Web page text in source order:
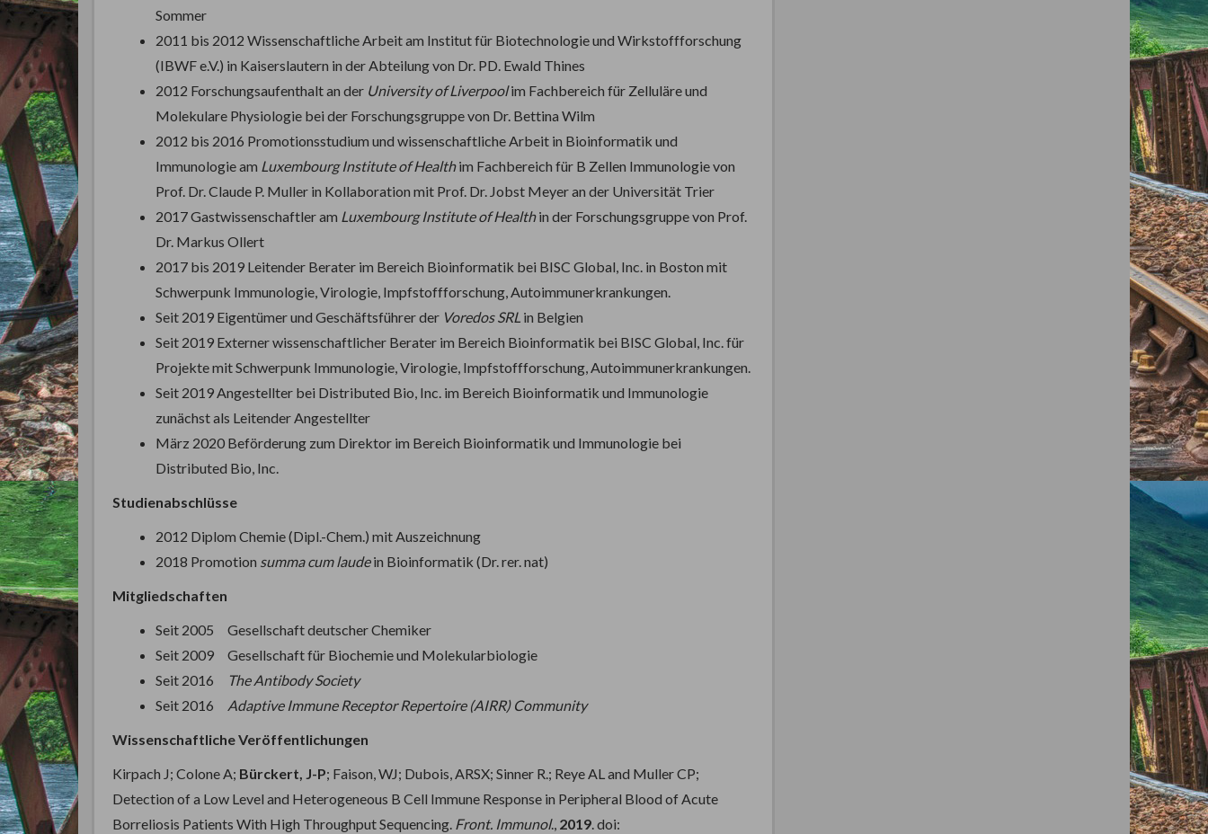
Sommer
2011 bis 2012 Wissenschaftliche Arbeit am Institut für Biotechnologie und Wirkstoffforschung
(IBWF e.V.) in Kaiserslautern in der Abteilung von Dr. PD. Ewald Thines
2012 Forschungsaufenthalt an der University of Liverpoolim Fachbereich für Zelluläre und
Molekulare Physiologie bei der Forschungsgruppe von Dr. Bettina Wilm
2012 bis 2016 Promotionsstudium und wissenschaftliche Arbeit in Bioinformatik und
Immunologie am Luxembourg Institute of Healthim Fachbereich für B Zellen Immunologie von
Prof. Dr. Claude P. Muller in Kollaboration mit Prof. Dr. Jobst Meyer an der Universität Trier
2017 Gastwissenschaftler am Luxembourg Institute of Healthin der Forschungsgruppe von Prof.
Dr. Markus Ollert
2017 bis 2019 Leitender Berater im Bereich Bioinformatik bei BISC Global, Inc. in Boston mit
Schwerpunk Immunologie, Virologie, Impfstoffforschung, Autoimmunerkrankungen.
Seit 2019 Eigentümer und Geschäftsführer der Voredos SRL in Belgien
Seit 2019 Externer wissenschaftlicher Berater im Bereich Bioinformatik bei BISC Global, Inc. für
Projekte mit Schwerpunk Immunologie, Virologie, Impfstoffforschung, Autoimmunerkrankungen.
Seit 2019 Angestellter bei Distributed Bio, Inc. im Bereich Bioinformatik und Immunologie
zunächst als Leitender Angestellter
März 2020 Beförderung zum Direktor im Bereich Bioinformatik und Immunologie bei
Distributed Bio, Inc.
Studienabschlüsse
2012 Diplom Chemie (Dipl.-Chem.) mit Auszeichnung
2018 Promotion summa cum laudein Bioinformatik (Dr. rer. nat)
Mitgliedschaften
Seit 2005 Gesellschaft deutscher Chemiker
Seit 2009 Gesellschaft für Biochemie und Molekularbiologie
Seit 2016
The Antibody Society
Seit 2016 Adaptive Immune Receptor Repertoire (AIRR) Community
Wissenschaftliche Veröffentlichungen
Kirpach J; Colone A; Bürckert, J-P; Faison, WJ; Dubois, ARSX; Sinner R.; Reye AL and Muller CP;
Detection of a Low Level and Heterogeneous B Cell Immune Response in Peripheral Blood of Acute
Borreliosis Patients With High Throughput Sequencing. Front. Immunol., 2019. doi: